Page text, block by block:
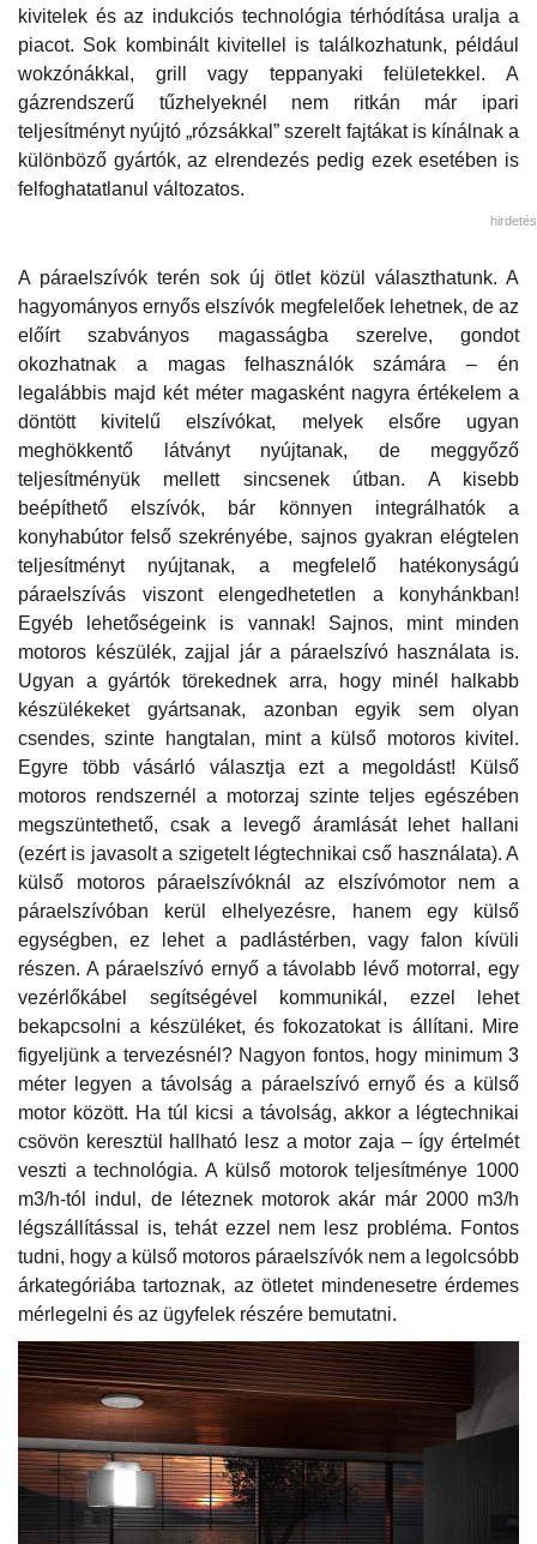
kivitelek és az indukciós technológia térhódítása uralja a
piacot. Sok kombinált kivitellel is találkozhatunk, például
wokzónákkal, grill vagy teppanyaki felületekkel. A
gázrendszerű tűzhelyeknél nem ritkán már ipari
teljesítményt nyújtó „rózsákkal” szerelt fajtákat is kínálnak a
különböző gyártók, az elrendezés pedig ezek esetében is
felfoghatatlanul változatos.
hirdetés
A páraelszívók terén sok új ötlet közül választhatunk. A
hagyományos ernyős elszívók megfelelőek lehetnek, de az
előírt szabványos magasságba szerelve, gondot
okozhatnak a magas felhasználók számára – én
legalábbis majd két méter magasként nagyra értékelem a
döntött kivitelű elszívókat, melyek elsőre ugyan
meghökkentő látványt nyújtanak, de meggyőző
teljesítményük mellett sincsenek útban. A kisebb
beépíthető elszívók, bár könnyen integrálhatók a
konyhabútor felső szekrényébe, sajnos gyakran elégtelen
teljesítményt nyújtanak, a megfelelő hatékonyságú
páraelszívás viszont elengedhetetlen a konyhánkban!
Egyéb lehetőségeink is vannak! Sajnos, mint minden
motoros készülék, zajjal jár a páraelszívó használata is.
Ugyan a gyártók törekednek arra, hogy minél halkabb
készülékeket gyártsanak, azonban egyik sem olyan
csendes, szinte hangtalan, mint a külső motoros kivitel.
Egyre több vásárló választja ezt a megoldást! Külső
motoros rendszernél a motorzaj szinte teljes egészében
megszüntethető, csak a levegő áramlását lehet hallani
(ezért is javasolt a szigetelt légtechnikai cső használata). A
külső motoros páraelszívóknál az elszívómotor nem a
páraelszívóban kerül elhelyezésre, hanem egy külső
egységben, ez lehet a padlástérben, vagy falon kívüli
részen. A páraelszívó ernyő a távolabb lévő motorral, egy
vezérlőkábel segítségével kommunikál, ezzel lehet
bekapcsolni a készüléket, és fokozatokat is állítani. Mire
figyeljünk a tervezésnél? Nagyon fontos, hogy minimum 3
méter legyen a távolság a páraelszívó ernyő és a külső
motor között. Ha túl kicsi a távolság, akkor a légtechnikai
csövön keresztül hallható lesz a motor zaja – így értelmét
veszti a technológia. A külső motorok teljesítménye 1000
m3/h-tól indul, de léteznek motorok akár már 2000 m3/h
légszállítással is, tehát ezzel nem lesz probléma. Fontos
tudni, hogy a külső motoros páraelszívók nem a legolcsóbb
árkategóriába tartoznak, az ötletet mindenesetre érdemes
mérlegelni és az ügyfelek részére bemutatni.